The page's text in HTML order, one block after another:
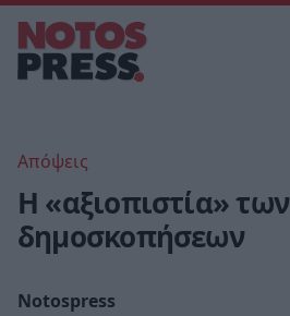
Απόψεις
Η «αξιοπιστία» των
δημοσκοπήσεων
Notospress